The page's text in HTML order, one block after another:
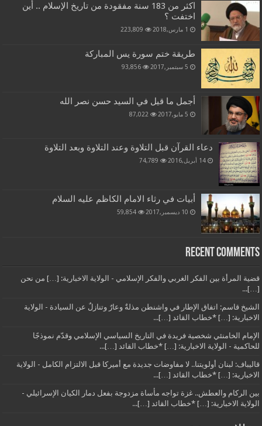
اكثر من 183 سنة مفقودة من تاريخ الإسلام .. أين
اختفت ؟
1 مارس,2018 223,809
طريقة ختم سورة يس المباركة
5 سبتمبر,2017 93,856
أجمل ما قيل في السيد حسن نصر الله
5 مايو,2017 87,022
دعاء القرآن قبل التلاوة وعند التلاوة وبعد التلاوة
14 أبريل,2016 74,789
أبيات في رثاء الامام الكاظم عليه السلام
10 ديسمبر,2017 59,854
Recent Comments
قضية المرأة بين الفكر الغربي والفكر الإسلامي - الولاية الاخبارية: […] من نحن
[…]...
الشيخ قاسم: اتفاق الإطار في واشنطن مذلةٌ وعارٌ وتنازلٌ عن السيادة - الولاية
الاخبارية: […] *خطاب القائد […]...
الإمام الخامنئي شخصية فريدة في التاريخ السياسي الإسلامي وقدّم نموذجًا
للحاكمية - الولاية الاخبارية: […] *خطاب القائد […]...
قاليباف: لبنان أولويتنا.. لا مفاوضات جديدة مع أميركا قبل الالتزام الكامل - الولاية
الاخبارية: […] *خطاب القائد […]...
بين الركام والعطش.. غزة تواجه مأساة مزدوجة بفعل دمار الكيان الإسرائيلي -
الولاية الاخبارية: […] *خطاب القائد […]...